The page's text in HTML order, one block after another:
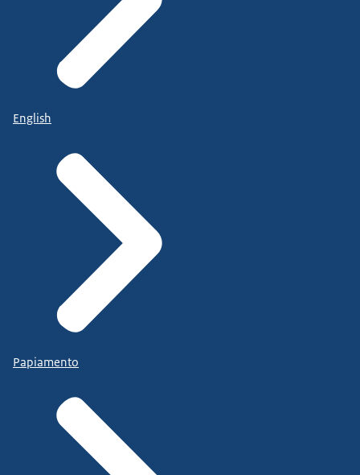
English
Papiamento